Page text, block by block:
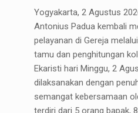
Ibadat
Peringatan
Tujuh
Hari
Berpulangnya
Bapak
Thomas
Yogyakarta, 2 Agustus
Antonius Padua kembali
pelayanan di Gereja
tamu dan penghitungan
Ekaristi hari Minggu, 2
dilaksanakan dengan
semangat kebersamaan
terdiri dari 5 orang bapak,